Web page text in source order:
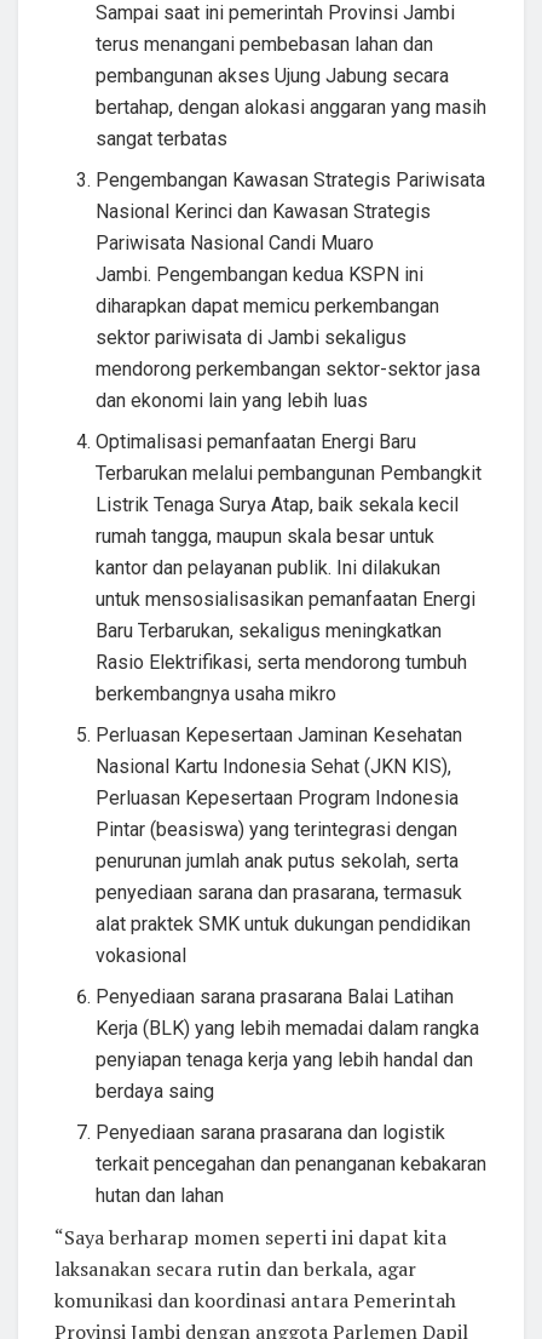
Sampai saat ini pemerintah Provinsi Jambi
terus menangani pembebasan lahan dan
pembangunan akses Ujung Jabung secara
bertahap, dengan alokasi anggaran yang masih
sangat terbatas
Pengembangan Kawasan Strategis Pariwisata
Nasional Kerinci dan Kawasan Strategis
Pariwisata Nasional Candi Muaro
Jambi. Pengembangan kedua KSPN ini
diharapkan dapat memicu perkembangan
sektor pariwisata di Jambi sekaligus
mendorong perkembangan sektor-sektor jasa
dan ekonomi lain yang lebih luas
Optimalisasi pemanfaatan Energi Baru
Terbarukan melalui pembangunan Pembangkit
Listrik Tenaga Surya Atap, baik sekala kecil
rumah tangga, maupun skala besar untuk
kantor dan pelayanan publik. Ini dilakukan
untuk mensosialisasikan pemanfaatan Energi
Baru Terbarukan, sekaligus meningkatkan
Rasio Elektrifikasi, serta mendorong tumbuh
berkembangnya usaha mikro
Perluasan Kepesertaan Jaminan Kesehatan
Nasional Kartu Indonesia Sehat (JKN KIS),
Perluasan Kepesertaan Program Indonesia
Pintar (beasiswa) yang terintegrasi dengan
penurunan jumlah anak putus sekolah, serta
penyediaan sarana dan prasarana, termasuk
alat praktek SMK untuk dukungan pendidikan
vokasional
Penyediaan sarana prasarana Balai Latihan
Kerja (BLK) yang lebih memadai dalam rangka
penyiapan tenaga kerja yang lebih handal dan
berdaya saing
Penyediaan sarana prasarana dan logistik
terkait pencegahan dan penanganan kebakaran
hutan dan lahan
“Saya berharap momen seperti ini dapat kita
laksanakan secara rutin dan berkala, agar
komunikasi dan koordinasi antara Pemerintah
Provinsi Jambi dengan anggota Parlemen Dapil